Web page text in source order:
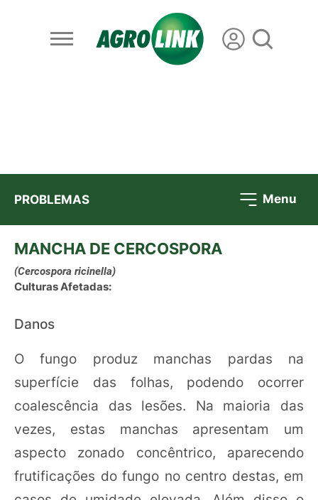
PROBLEMAS Menu
MANCHA DE CERCOSPORA
(Cercospora ricinella)
Culturas Afetadas:
Danos
O fungo produz manchas pardas na
superfície das folhas, podendo ocorrer
coalescência das lesões. Na maioria das
vezes, estas manchas apresentam um
aspecto zonado concêntrico, aparecendo
frutificações do fungo no centro destas, em